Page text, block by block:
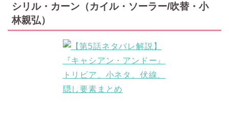
シリル・カーン（カイル・ソーラー/吹替・小
林親弘）